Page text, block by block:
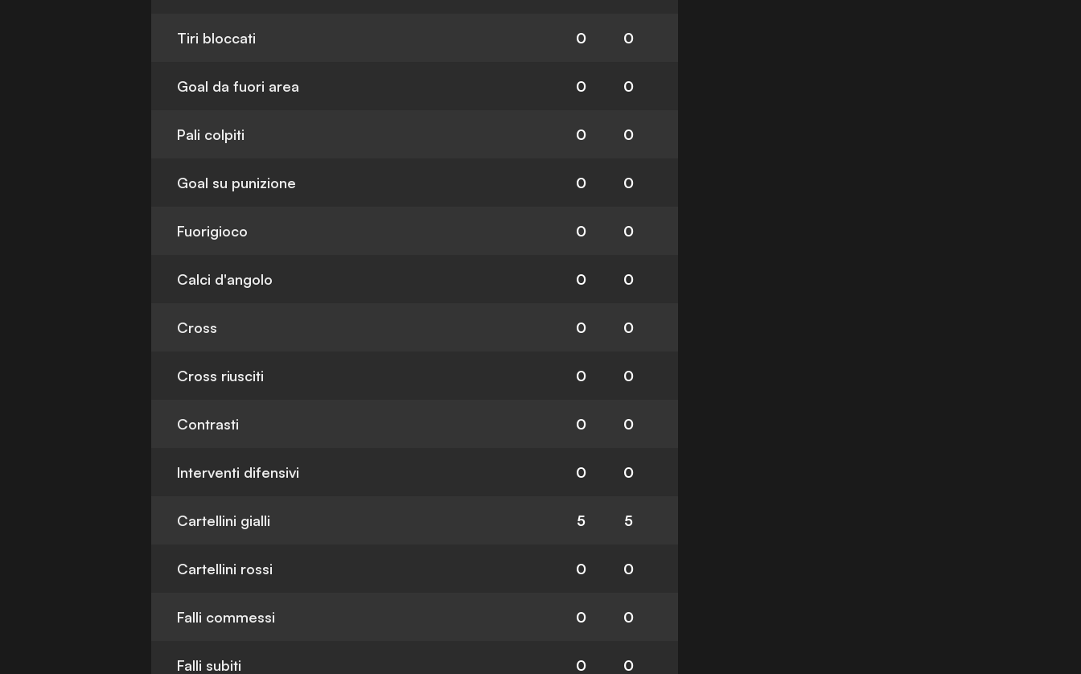
Tiri bloccati 0 0
Goal da fuori area 0 0
Pali colpiti 0 0
Goal su punizione 0 0
Fuorigioco 0 0
Calci d'angolo 0 0
Cross 0 0
Cross riusciti 0 0
Contrasti 0 0
Interventi difensivi 0 0
Cartellini gialli 5 5
Cartellini rossi 0 0
Falli commessi 0 0
Falli subiti 0 0